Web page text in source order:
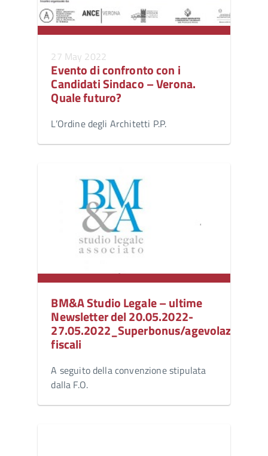
27 May 2022
Evento di confronto con i
Candidati Sindaco – Verona.
Quale futuro?
L’Ordine degli Architetti P.P.
BM&A Studio Legale – ultime
Newsletter del 20.05.2022-
27.05.2022_Superbonus/agevolazioni
fiscali
A seguito della convenzione stipulata
dalla F.O.